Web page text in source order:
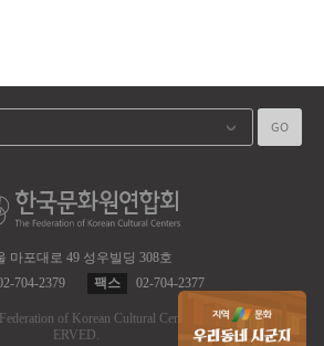
마포대로 49 성우빌딩 308호
704-2379 팩스 02-704-2377
of Korean Cultural Centers.
ALL RIGHT RES
ERVED.
GO